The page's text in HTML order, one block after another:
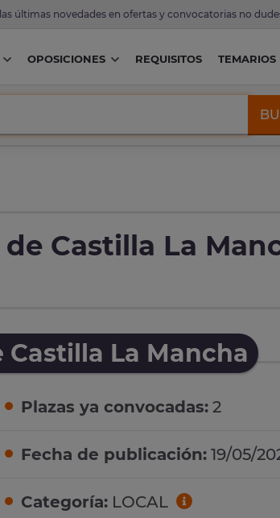
últimas novedades en ofertas y convocatorias no
OPOSICIONES REQUISITOS TEMARIOS
Castilla La
La Mancha
Plazas ya convocadas: 2
Fecha de publicación: 19/05/
Categoría: LOCAL